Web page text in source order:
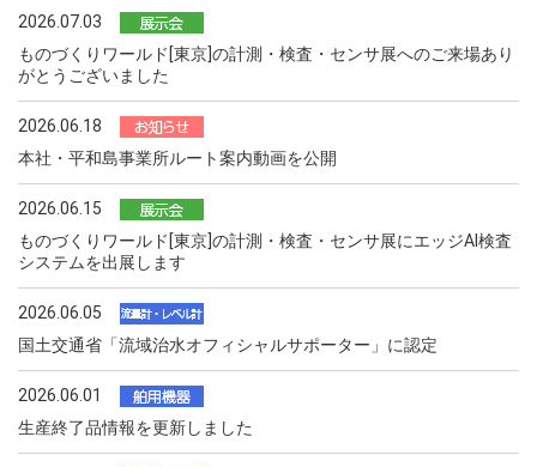
2026.07.03
ものづくりワールド[東京]の計測・検査・センサ展へのご来場あり
がとうございました
2026.06.18
本社・平和島事業所ルート案内動画を公開
2026.06.15
ものづくりワールド[東京]の計測・検査・センサ展にエッジAI検査
システムを出展します
2026.06.05
国土交通省「流域治水オフィシャルサポーター」に認定
2026.06.01
生産終了品情報を更新しました